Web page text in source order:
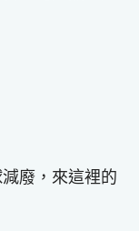
廢，來這裡的